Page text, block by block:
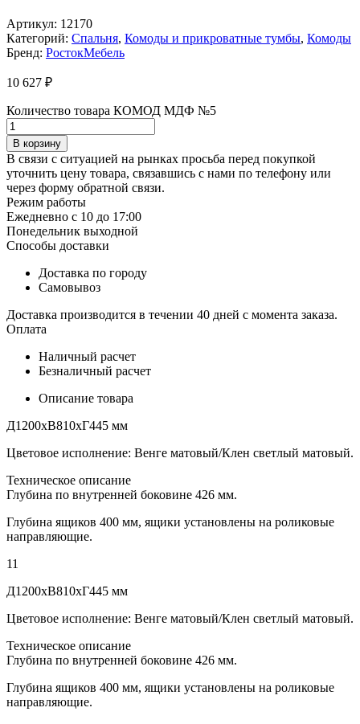
Артикул: 12170
Категорий: Спальня, Комоды и прикроватные тумбы, Комоды
Бренд: РостокМебель
10 627 ₽
Количество товара КОМОД МДФ №5
В корзину
В связи с ситуацией на рынках просьба перед покупкой
уточнить цену товара, связавшись с нами по телефону или
через форму обратной связи.
Режим работы
Ежедневно с 10 до 17:00
Понедельник выходной
Способы доставки
Доставка по городу
Самовывоз
Доставка производится в течении 40 дней с момента заказа.
Оплата
Наличный расчет
Безналичный расчет
Описание товара
Д1200хВ810хГ445 мм
Цветовое исполнение: Венге матовый/Клен светлый матовый.
Техническое описание
Глубина по внутренней боковине 426 мм.
Глубина ящиков 400 мм, ящики установлены на роликовые
направляющие.
11
Д1200хВ810хГ445 мм
Цветовое исполнение: Венге матовый/Клен светлый матовый.
Техническое описание
Глубина по внутренней боковине 426 мм.
Глубина ящиков 400 мм, ящики установлены на роликовые
направляющие.